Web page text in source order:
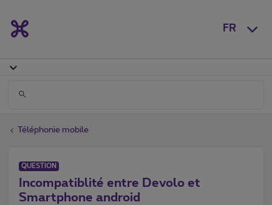
FR
Téléphonie mobile
QUESTION
Incompatiblité entre Devolo et
Smartphone android